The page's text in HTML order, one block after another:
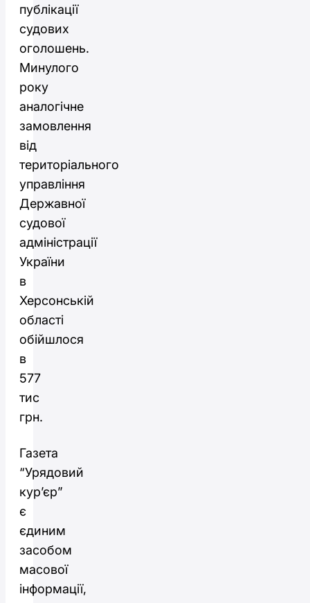
публікації
судових
оголошень.
Минулого
року
аналогічне
замовлення
від
територіального
управління
Державної
судової
адміністрації
України
в
Херсонській
області
обійшлося
в
577
тис
грн.
Газета
“Урядовий
кур’єр”
є
єдиним
засобом
масової
інформації,